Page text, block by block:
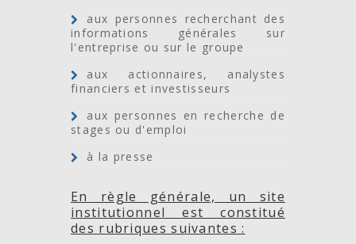
LASNIER,
aux personnes recherchant des
informations générales sur
l'entreprise ou sur le groupe
aux actionnaires, analystes
financiers et investisseurs
aux personnes en recherche de
stages ou d'emploi
à la presse
En règle générale, un site
institutionnel est constitué
des rubriques suivantes :